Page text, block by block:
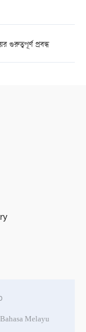
গুরুত্বপূর্ণ প্রবন্ধ
Bahasa Melayu